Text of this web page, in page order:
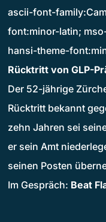
ascii-font-
font:minor-latin;
hansi-theme-
Rücktritt von GLP-
Der 52-jährige
Rücktritt bekannt
zehn Jahren sei
er sein Amt
seinen Posten
Im Gespräch: Beat